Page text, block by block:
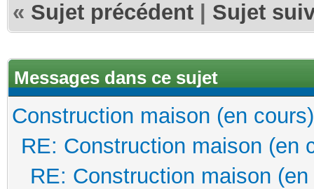
« Sujet précédent Sujet
Messages dans ce sujet
Construction maison (en cours)
RE: Construction maison (en
RE: Construction maison